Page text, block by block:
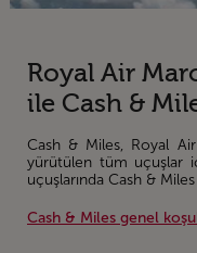
Royal Air
ile Cash &
Cash & Miles, Royal
yürütülen tüm uçuşlar
uçuşlarında Cash &
Cash & Miles genel